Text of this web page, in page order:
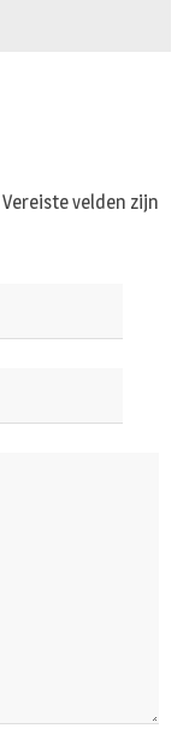
Vereiste velden zijn